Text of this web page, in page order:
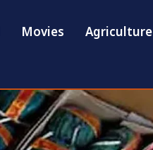
Movies Agriculture